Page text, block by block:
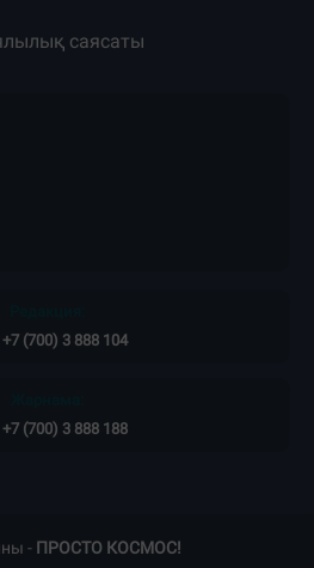
саясаты
+7 (700) 3 888 104
+7 (700) 3 888 188
- ПРОСТО КОСМОС!